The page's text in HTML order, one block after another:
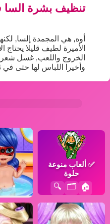
تنظيف بشرة السا
أوه, هي المجمدة إلسا,
الأميرة لطيف قليلا
الخروج واللعب, غسل
وأخيرا اللباس لها حتى
✅ ألعاب منوعة
حلوة
🏠
🗂️
🔍